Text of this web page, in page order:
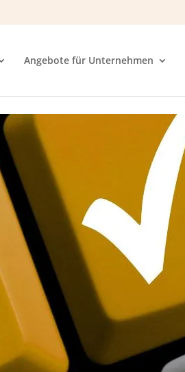
Angebote für Unternehmen